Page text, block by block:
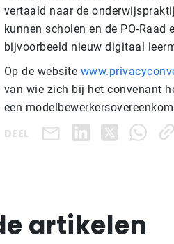
vertaald naar de
kunnen scholen en de PO-
bijvoorbeeld nieuw digitaal
Op de website
van wie zich bij het convenant
een
DEEL
artikelen